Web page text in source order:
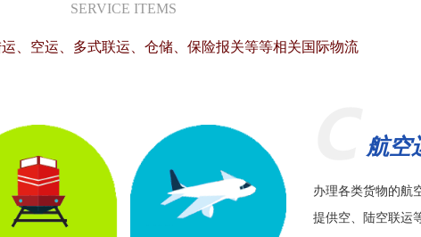
SERVICE ITEMS
、空运、多式联运、仓储、保险报关等等相关国际物流
航空
办理各类货物的航
提供空、陆空联运